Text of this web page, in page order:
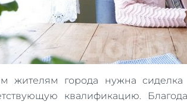
жителям города нужна
квалификацию.